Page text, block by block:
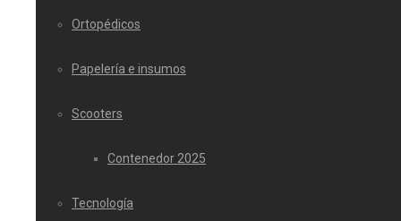
Ortopédicos
Papelería e insumos
Scooters
Contenedor 2025
Tecnología